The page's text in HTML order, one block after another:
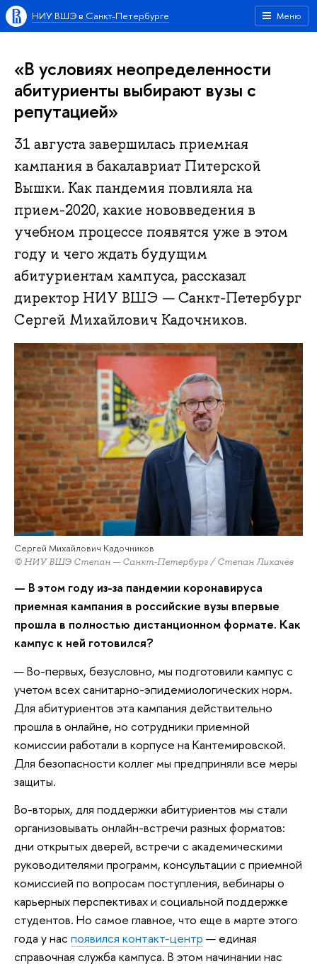
Меню
НИУ ВШЭ в Санкт-Петербурге
«В условиях неопределенности
абитуриенты выбирают вузы с
репутацией»
31 августа завершилась приемная
кампания в бакалавриат Питерской
Вышки. Как пандемия повлияла на
прием-2020, какие нововведения в
учебном процессе появятся уже в этом
году и чего ждать будущим
абитуриентам кампуса, рассказал
директор НИУ ВШЭ — Санкт-Петербург
Сергей Михайлович Кадочников.
Сергей Михайлович Кадочников
© НИУ ВШЭ Степан — Санкт-Петербург / Степан Лихачёв
— В этом году из-за пандемии коронавируса
приемная кампания в российские вузы впервые
прошла в полностью дистанционном формате. Как
кампус к ней готовился?
— Во-первых, безусловно, мы подготовили кампус с
учетом всех санитарно-эпидемиологических норм.
Для абитуриентов эта кампания действительно
прошла в онлайне, но сотрудники приемной
комиссии работали в корпусе на Кантемировской.
Для безопасности коллег мы предприняли все меры
защиты.
Во-вторых, для поддержки абитуриентов мы стали
организовывать онлайн-встречи разных форматов:
дни открытых дверей, встречи с академическими
руководителями программ, консультации с приемной
комиссией по вопросам поступления, вебинары о
карьерных перспективах и социальной поддержке
студентов. Но самое главное, что еще в марте этого
года у нас появился контакт-центр — единая
справочная служба кампуса. В этом начинании нас